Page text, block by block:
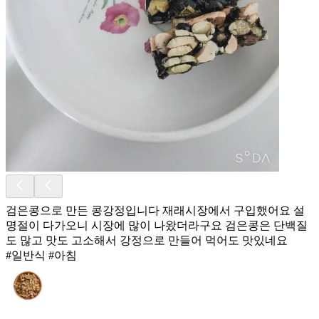
검은콩으로 만든 콩강정입니다 재래시장에서 구입했어요 설
명절이 다가오니 시장에 많이 나왔더라구요 검은콩은 단백질
도 많고 맛도 고소해서 강정으로 만들어 먹어도 맛있네요
#일반식 #아침